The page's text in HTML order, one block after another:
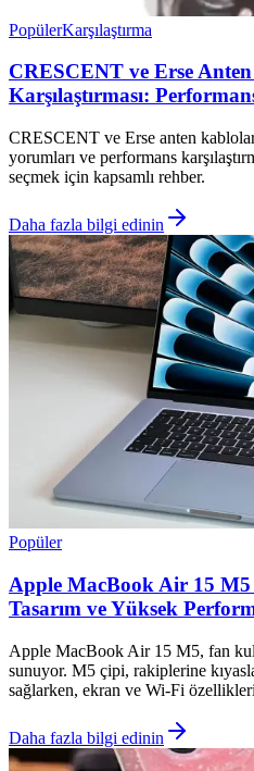
PopülerKarşılaştırma
CRESCENT ve Erse
Karşılaştırması:
CRESCENT ve Erse anten
yorumları ve performans
seçmek için kapsamlı rehber.
Daha fazla bilgi edinin
Popüler
Apple MacBook Air 15 M5
Tasarım ve Yüksek
Apple MacBook Air 15 M5, fan
sunuyor. M5 çipi, rakiplerine
sağlarken, ekran ve Wi-Fi
Daha fazla bilgi edinin